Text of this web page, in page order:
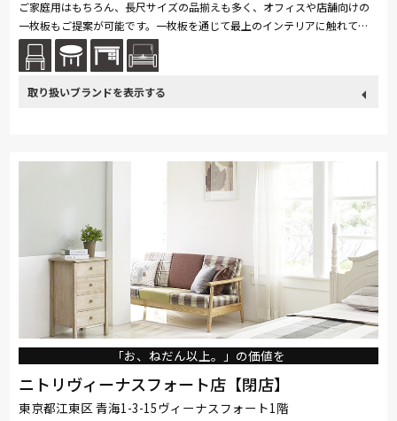
ご家庭用はもちろん、長尺サイズの品揃えも多く、オフィスや店舗向けの
一枚板もご提案が可能です。一枚板を通じて最上のインテリアに触れてく
ださい。
「お、ねだん以上。」の価値を
ニトリヴィーナスフォート店【閉店】
東京都江東区 青海1-3-15ヴィーナスフォート1階